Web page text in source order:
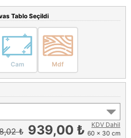
Tablo Seçildi
Cam Mdf
₺ 939,00 ₺
KDV Dahil
60 x 30 cm